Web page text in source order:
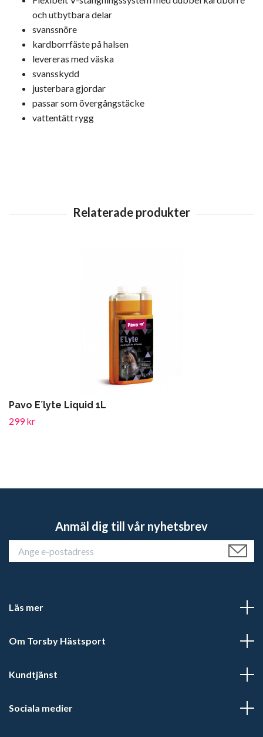
och utbytbara delar
svanssnöre
kardborrfäste på halsen
levereras med väska
svansskydd
justerbara gjordar
passar som övergångstäcke
vattentätt rygg
Pavo E´lyte Liquid 1L
299 kr
Anmäl dig till vår nyhetsbrev
Läs mer
Om Torsby Hästsport
Kundtjänst
Sociala medier